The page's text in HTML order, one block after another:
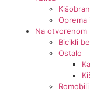
Kišobran
Oprema
Na otvorenom
Bicikli
Ostalo
Romobili